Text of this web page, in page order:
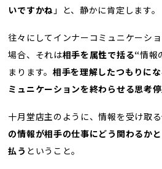
いですかね 」と、静かに肯定します。
往々にしてインナーコミュニケーシ
場合、それは相手を属性で括る“情報
まります。 相手を理解したつもりに
ミュニケーションを終わらせる思考
十月堂店主のように、情報を受け取る
の情報が相手の仕事にどう関わるか
払う ということ。